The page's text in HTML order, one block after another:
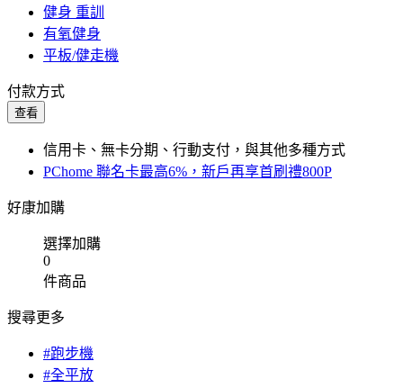
健身 重訓
有氧健身
平板/健走機
付款方式
查看
信用卡、無卡分期、行動支付，與其他多種方式
PChome 聯名卡最高6%，新戶再享首刷禮800P
好康加購
選擇加購
0
件商品
搜尋更多
#跑步機
#全平放